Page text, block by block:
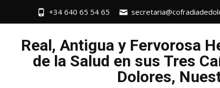
+34 640 65 54 65
Real, Antigua y Fervorosa
de la Salud en sus Tres
Dolores,